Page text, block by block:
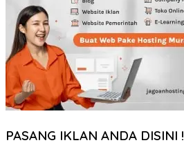
PASANG IKLAN ANDA DISINI !